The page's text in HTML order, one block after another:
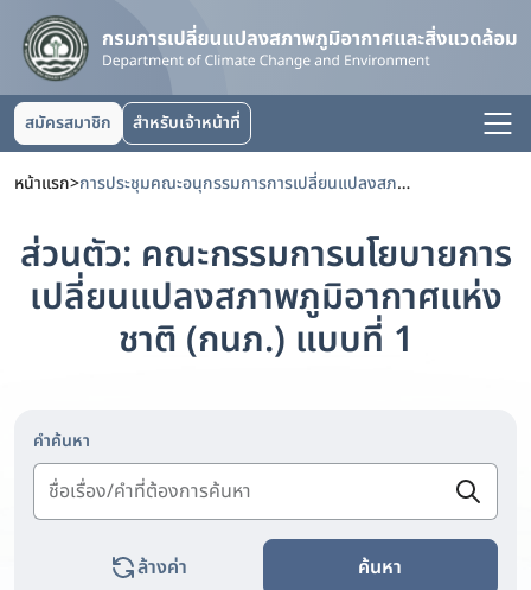
สมัครสมาชิก สำหรับเจ้าหน้าที่
หน้าแรก> การประชุมคณะอนุกรรมการการเปลี่ยนแปลงสภาพภูมิอากาศด้านการประสานท่าทีเจรจาและความร่วมมือระหว่างประเทศ
ส่วนตัว: คณะกรรมการนโยบายการ
เปลี่ยนแปลงสภาพภูมิอากาศแห่ง
ชาติ (กนภ.) แบบที่ 1
คำค้นหา
ล้างค่า ค้นหา